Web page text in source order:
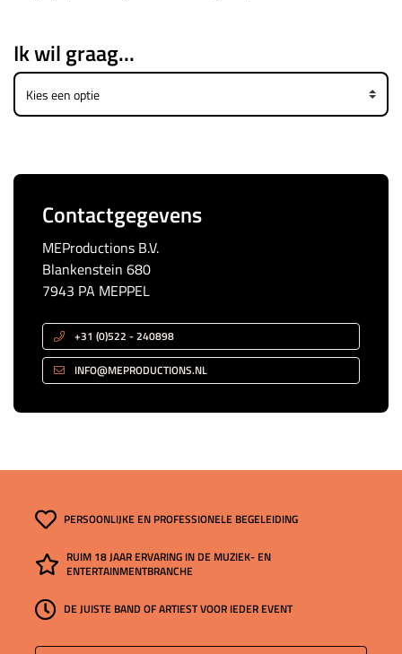
Ik wil graag...
Contactgegevens
MEProductions B.V.
Blankenstein 680
7943 PA MEPPEL
+31 (0)522 - 240898
INFO@MEPRODUCTIONS.NL
PERSOONLIJKE EN PROFESSIONELE BEGELEIDING
RUIM 18 JAAR ERVARING IN DE MUZIEK- EN
ENTERTAINMENTBRANCHE
DE JUISTE BAND OF ARTIEST VOOR IEDER EVENT